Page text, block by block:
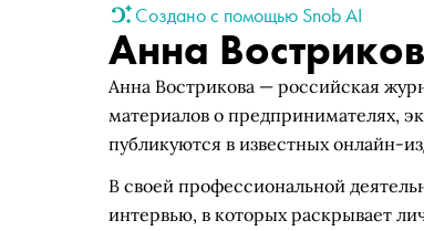
Создано с помощью Snob AI
Анна
Анна Вострикова — российская
материалов о предпринимателях,
публикуются в известных онлайн-
В своей профессиональной
интервью, в которых раскрывает